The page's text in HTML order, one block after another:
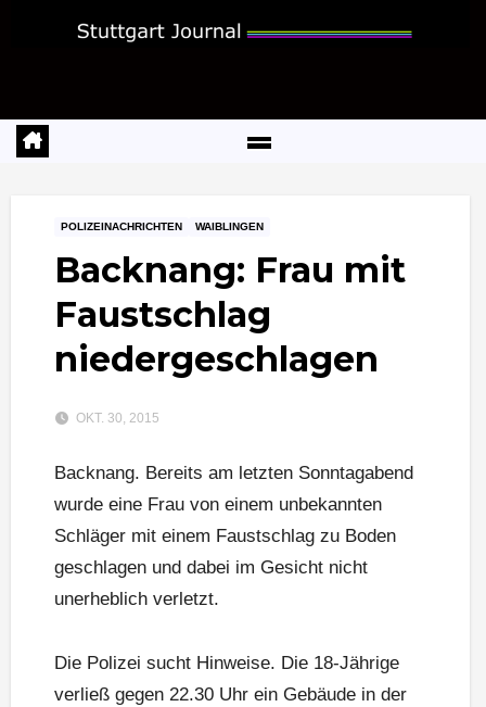
POLIZEINACHRICHTEN WAIBLINGEN
Backnang: Frau mit
Faustschlag
niedergeschlagen
OKT. 30, 2015
Backnang. Bereits am letzten Sonntagabend
wurde eine Frau von einem unbekannten
Schläger mit einem Faustschlag zu Boden
geschlagen und dabei im Gesicht nicht
unerheblich verletzt.
Die Polizei sucht Hinweise. Die 18-Jährige
verließ gegen 22.30 Uhr ein Gebäude in der